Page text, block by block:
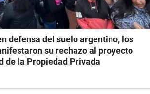
defensa del suelo argentino, los
su rechazo al proyecto
de la Propiedad Privada